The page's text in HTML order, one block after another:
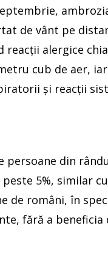
de vânt pe
alergice
cub de aer,
și reacții
persoane din
5%, similar
de români, în
fără a